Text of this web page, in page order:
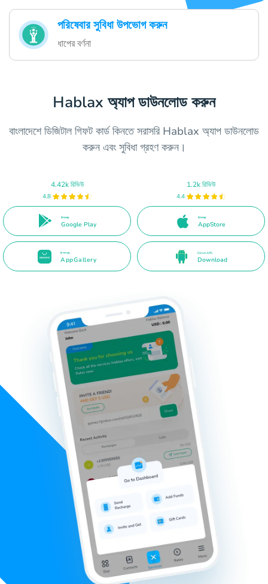
পরিষেবার সুবিধা উপভোগ করুন
ধাপের বর্ণনা
Hablax অ্যাপ ডাউনলোড করুন
বাংলাদেশে ডিজিটাল গিফট কার্ড কিনতে সরাসরি Hablax অ্যাপ ডাউনলোড
করুন এবং সুবিধা গ্রহণ করুন।
4.42k রিভিউ
4.8
উপলব্ধ
Google Play
1.2k রিভিউ
4.4
উপলব্ধ
AppStore
উপলব্ধ
AppGallery
Direct APK
Download